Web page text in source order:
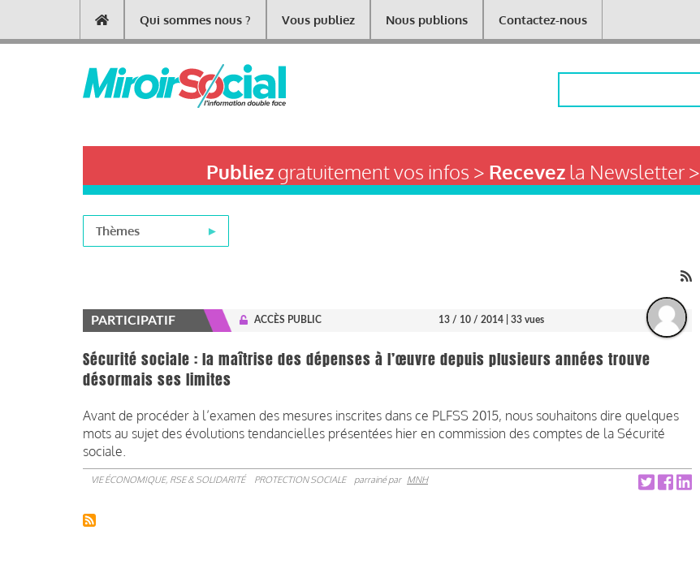
contenu
Main
navigation
Qui sommes nous ? Vous publiez Nous publions Contactez-nous
Publiezgratuitement vos infos > Recevezla Newsletter >
Thèmes
PARTICIPATIF ACCÈS PUBLIC 13 / 10 / 2014 | 33 vues
Sécurité sociale : la maîtrise des dépenses à l’œuvre depuis plusieurs années trouve
désormais ses limites
Avant de procéder à l’examen des mesures inscrites dans ce PLFSS 2015, nous souhaitons dire quelques
mots au sujet des évolutions tendancielles présentées hier en commission des comptes de la Sécurité
sociale.
VIE ÉCONOMIQUE, RSE & SOLIDARITÉ PROTECTION SOCIALE parrainé par MNH